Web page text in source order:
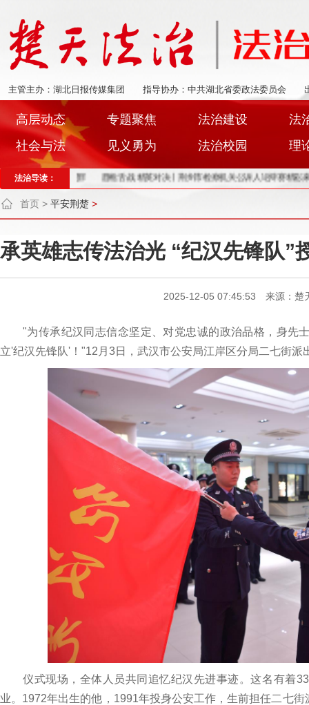
主管主办：湖北日报传媒集团 指导协办：中共湖北省委政法委员会
高层动态 专题聚焦 法治建设
法
社会与法
见义勇为 法治校园 理
法治导读：
”职务犯罪 唇枪舌战 精英对决丨荆州市检察机关公诉人论辩赛精彩来袭
首页 > 平安荆楚 >
承英雄志传法治光 “纪汉先锋队”
2025-12-05 07:45:53 来源：楚
"为传承纪汉同志信念坚定、对党忠诚的政治品格，身先
立'纪汉先锋队'！"12月3日，武汉市公安局江岸区分局二七街
仪式现场，全体人员共同追忆纪汉先进事迹。这名有着33
业。1972年出生的他，1991年投身公安工作，生前担任二七